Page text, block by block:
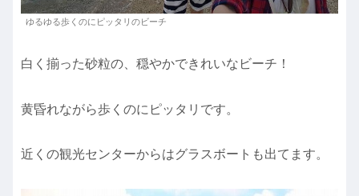
ゆるゆる歩くのにピッタリのビーチ
白く揃った砂粒の、穏やかできれいなビーチ！
黄昏れながら歩くのにピッタリです。
近くの観光センターからはグラスボートも出てます。